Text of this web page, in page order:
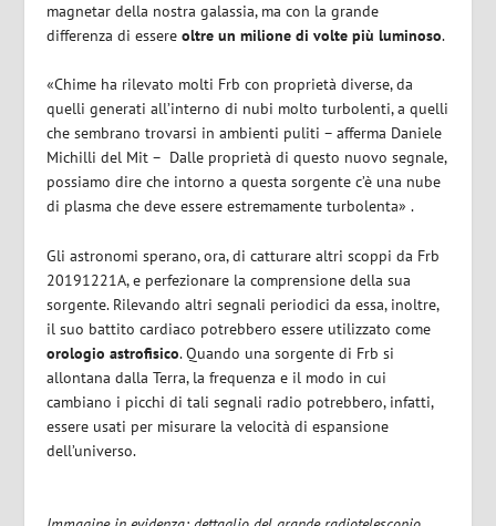
magnetar della nostra galassia, ma con la grande
differenza di essereoltre un milione di volte più luminoso.
«Chime ha rilevato molti Frb con proprietà diverse, da
quelli generati all’interno di nubi molto turbolenti, a quelli
che sembrano trovarsi in ambienti puliti – afferma Daniele
Michilli del Mit – Dalle proprietà di questo nuovo segnale,
possiamo dire che intorno a questa sorgente c’è una nube
di plasma che deve essere estremamente turbolenta» .
Gli astronomi sperano, ora, di catturare altri scoppi da Frb
20191221A, e perfezionare la comprensione della sua
sorgente. Rilevando altri segnali periodici da essa, inoltre,
il suo battito cardiaco potrebbero essere utilizzato come
orologio astrofisico. Quando una sorgente di Frb si
allontana dalla Terra, la frequenza e il modo in cui
cambiano i picchi di tali segnali radio potrebbero, infatti,
essere usati per misurare la velocità di espansione
dell’universo.